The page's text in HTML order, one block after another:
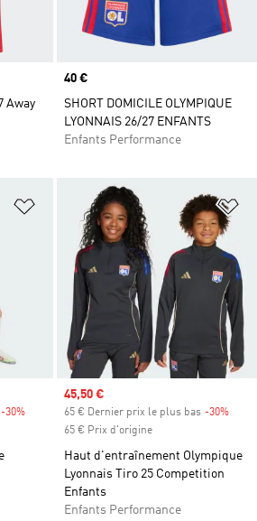
Away
Prix
40 €
SHORT DOMICILE OLYMPIQUE
LYONNAIS 26/27 ENFANTS
Enfants Performance
Ajouter à la Liste de produits
-30%
Prix soldé
45,50 €
65 € Dernier prix le plus bas -30%
65 € Prix d'origine
Haut d'entraînement Olympique
Lyonnais Tiro 25 Competition
Enfants
Enfants Performance